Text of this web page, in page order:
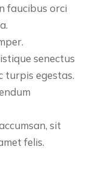
faucibus orci
senectus
turpis egestas.
sit
felis.